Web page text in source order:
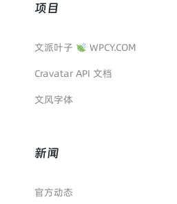
项目
文派叶子
WPCY.COM
Cravatar API 文档
文风字体
新闻
官方动态